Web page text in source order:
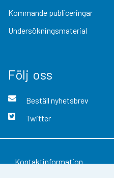
Kommande publiceringar
Undersökningsmaterial
Följ oss
Beställ nyhetsbrev
Twitter
Kontaktinformation